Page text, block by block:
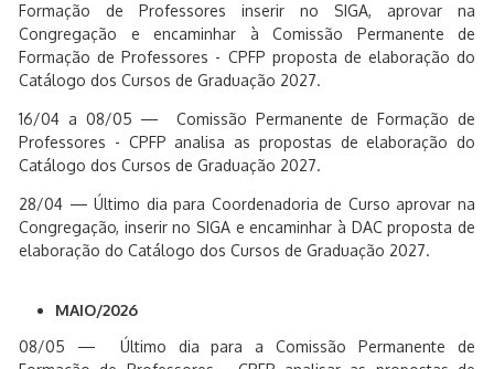
Formação de Professores inserir no SIGA, aprovar na
Congregação e encaminhar à Comissão Permanente de
Formação de Professores - CPFP proposta de elaboração do
Catálogo dos Cursos de Graduação 2027.
16/04 a 08/05 — Comissão Permanente de Formação de
Professores - CPFP analisa as propostas de elaboração do
Catálogo dos Cursos de Graduação 2027.
28/04 — Último dia para Coordenadoria de Curso aprovar na
Congregação, inserir no SIGA e encaminhar à DAC proposta de
elaboração do Catálogo dos Cursos de Graduação 2027.
MAIO/2026
08/05 — Último dia para a Comissão Permanente de